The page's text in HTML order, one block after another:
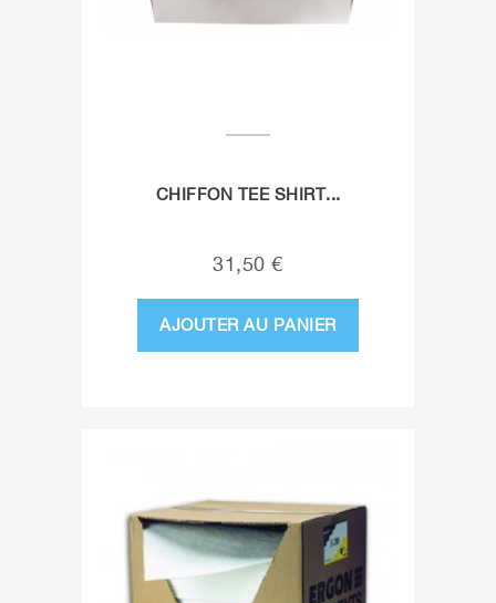
CHIFFON TEE SHIRT...
31,50 €
AJOUTER AU PANIER